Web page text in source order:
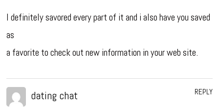
I definitely savored every part of it and i also have you saved
as
a favorite to check out new information in your web site.
dating chat REPLY